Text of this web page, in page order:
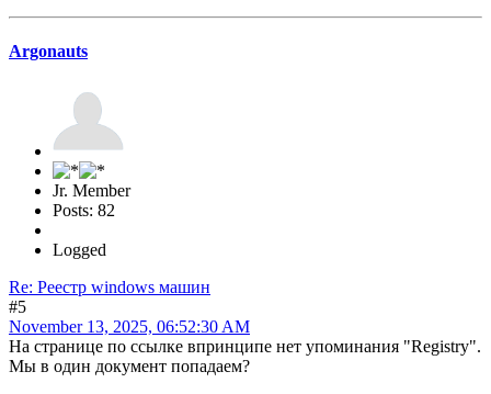
Argonauts
Jr. Member
Posts: 82
Logged
Re: Реестр windows машин
#5
November 13, 2025, 06:52:30 AM
На странице по ссылке впринципе нет упоминания "Registry".
Мы в один документ попадаем?